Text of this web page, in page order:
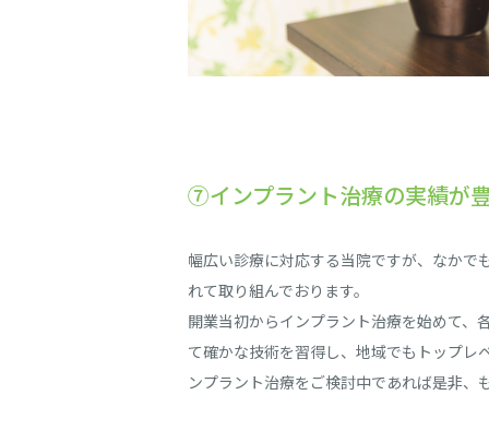
⑦インプラント治療の実績が
幅広い診療に対応する当院ですが、なかで
れて取り組んでおります。
開業当初からインプラント治療を始めて、
て確かな技術を習得し、地域でもトップレ
ンプラント治療をご検討中であれば是非、